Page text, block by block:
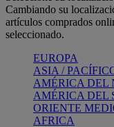
Cambiando su
artículos comprados
seleccionado.
EUROPA
ASIA /
AMÉRICA DEL
AMÉRICA DEL
ORIENTE
AFRICA